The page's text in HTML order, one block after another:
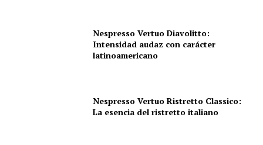
Nespresso Vertuo Diavolitto:
Intensidad audaz con carácter
latinoamericano
Nespresso Vertuo Ristretto Classico:
La esencia del ristretto italiano